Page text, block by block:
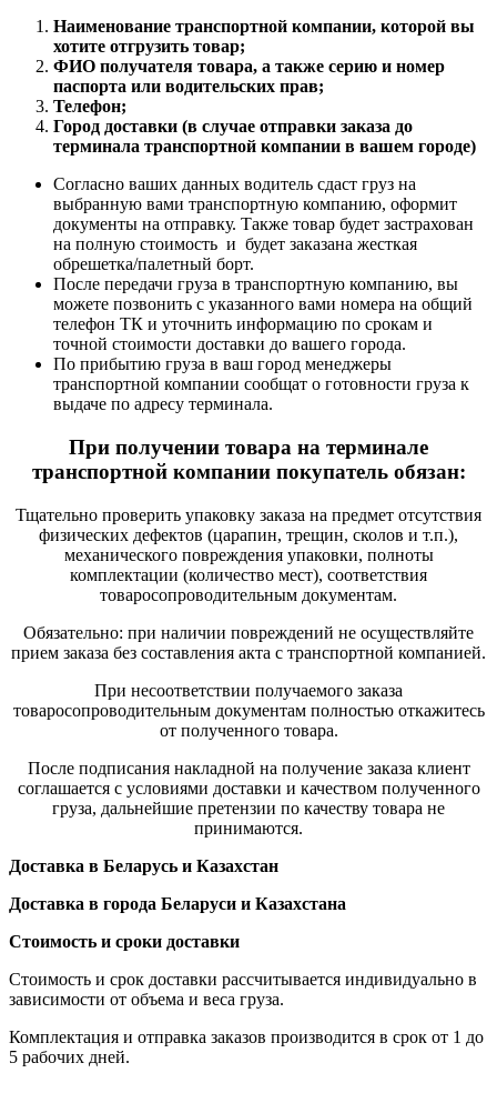
Наименование транспортной компании, которой вы
хотите отгрузить товар;
ФИО получателя товара, а также серию и номер
паспорта или водительских прав;
Телефон;
Город доставки (в случае отправки заказа до
терминала транспортной компании в вашем городе)
Согласно ваших данных водитель сдаст груз на
выбранную вами транспортную компанию, оформит
документы на отправку. Также товар будет застрахован
на полную стоимость и будет заказана жесткая
обрешетка/палетный борт.
После передачи груза в транспортную компанию, вы
можете позвонить с указанного вами номера на общий
телефон ТК и уточнить информацию по срокам и
точной стоимости доставки до вашего города.
По прибытию груза в ваш город менеджеры
транспортной компании сообщат о готовности груза к
выдаче по адресу терминала.
При получении товара на терминале
транспортной компании покупатель обязан:
Тщательно проверить упаковку заказа на предмет отсутствия
физических дефектов (царапин, трещин, сколов и т.п.),
механического повреждения упаковки, полноты
комплектации (количество мест), соответствия
товаросопроводительным документам.
Обязательно: при наличии повреждений не осуществляйте
прием заказа без составления акта с транспортной компанией.
При несоответствии получаемого заказа
товаросопроводительным документам полностью откажитесь
от полученного товара.
После подписания накладной на получение заказа клиент
соглашается с условиями доставки и качеством полученного
груза, дальнейшие претензии по качеству товара не
принимаются.
Доставка в Беларусь и Казахстан
Доставка в города Беларуси и Казахстана
Стоимость и сроки доставки
Стоимость и срок доставки рассчитывается индивидуально в
зависимости от объема и веса груза.
Комплектация и отправка заказов производится в срок от 1 до
5 рабочих дней.